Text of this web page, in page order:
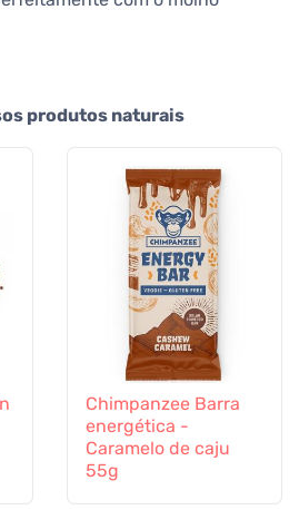
produtos naturais
Chimpanzee Barra
energética -
Caramelo de caju
55g